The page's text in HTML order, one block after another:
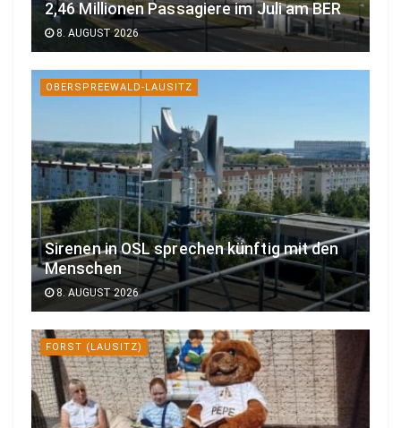
2,46 Millionen Passagiere im Juli am BER
8. AUGUST 2026
OBERSPREEWALD-LAUSITZ
Sirenen in OSL sprechen künftig mit den
Menschen
8. AUGUST 2026
FORST (LAUSITZ)